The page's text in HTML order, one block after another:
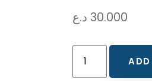
30.000 د.ع